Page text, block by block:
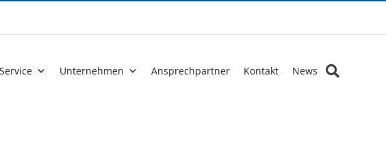
Service Unternehmen Ansprechpartner Kontakt News